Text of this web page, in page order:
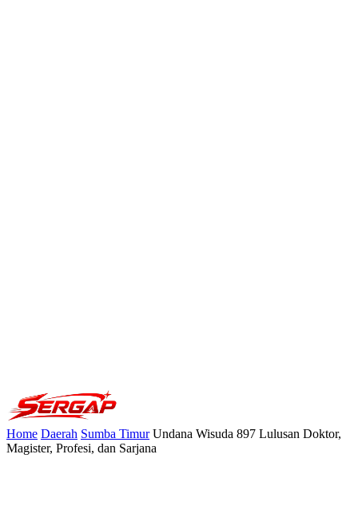
Home Daerah Sumba Timur Undana Wisuda 897 Lulusan Doktor,
Magister, Profesi, dan Sarjana